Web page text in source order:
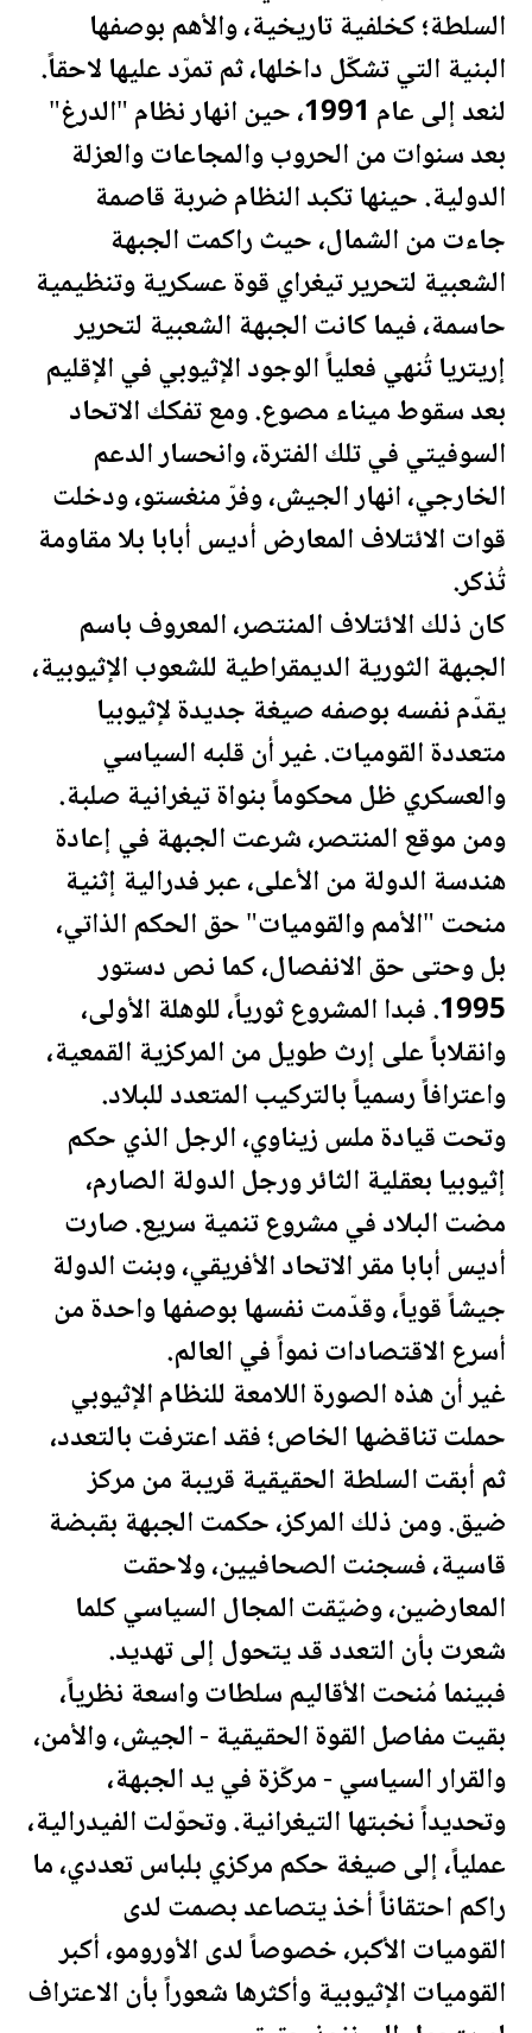
السلطة؛ كخلفية تاريخية، والأهم بوصفها
البنية التي تشكّل داخلها، ثم تمرّد عليها لاحقاً.
لنعد إلى عام 1991، حين انهار نظام "الدرغ"
بعد سنوات من الحروب والمجاعات والعزلة
الدولية. حينها تكبد النظام ضربة قاصمة
جاءت من الشمال، حيث راكمت الجبهة
الشعبية لتحرير تيغراي قوة عسكرية وتنظيمية
حاسمة، فيما كانت الجبهة الشعبية لتحرير
إريتريا تُنهي فعلياً الوجود الإثيوبي في الإقليم
بعد سقوط ميناء مصوع. ومع تفكك الاتحاد
السوفيتي في تلك الفترة، وانحسار الدعم
الخارجي، انهار الجيش، وفرّ منغستو، ودخلت
قوات الائتلاف المعارض أديس أبابا بلا مقاومة
تُذكر.
كان ذلك الائتلاف المنتصر، المعروف باسم
الجبهة الثورية الديمقراطية للشعوب الإثيوبية،
يقدّم نفسه بوصفه صيغة جديدة لإثيوبيا
متعددة القوميات. غير أن قلبه السياسي
والعسكري ظل محكوماً بنواة تيغرانية صلبة.
ومن موقع المنتصر، شرعت الجبهة في إعادة
هندسة الدولة من الأعلى، عبر فدرالية إثنية
منحت "الأمم والقوميات" حق الحكم الذاتي،
بل وحتى حق الانفصال، كما نص دستور
1995. فبدا المشروع ثورياً، للوهلة الأولى،
وانقلاباً على إرث طويل من المركزية القمعية،
واعترافاً رسمياً بالتركيب المتعدد للبلاد.
وتحت قيادة ملس زيناوي، الرجل الذي حكم
إثيوبيا بعقلية الثائر ورجل الدولة الصارم،
مضت البلاد في مشروع تنمية سريع. صارت
أديس أبابا مقر الاتحاد الأفريقي، وبنت الدولة
جيشاً قوياً، وقدّمت نفسها بوصفها واحدة من
أسرع الاقتصادات نمواً في العالم.
غير أن هذه الصورة اللامعة للنظام الإثيوبي
حملت تناقضها الخاص؛ فقد اعترفت بالتعدد،
ثم أبقت السلطة الحقيقية قريبة من مركز
ضيق. ومن ذلك المركز، حكمت الجبهة بقبضة
قاسية، فسجنت الصحافيين، ولاحقت
المعارضين، وضيّقت المجال السياسي كلما
شعرت بأن التعدد قد يتحول إلى تهديد.
فبينما مُنحت الأقاليم سلطات واسعة نظرياً،
بقيت مفاصل القوة الحقيقية - الجيش، والأمن،
والقرار السياسي - مركّزة في يد الجبهة،
وتحديداً نخبتها التيغرانية. وتحوّلت الفيدرالية،
عملياً، إلى صيغة حكم مركزي بلباس تعددي، ما
راكم احتقاناً أخذ يتصاعد بصمت لدى
القوميات الأكبر، خصوصاً لدى الأورومو، أكبر
القوميات الإثيوبية وأكثرها شعوراً بأن الاعتراف